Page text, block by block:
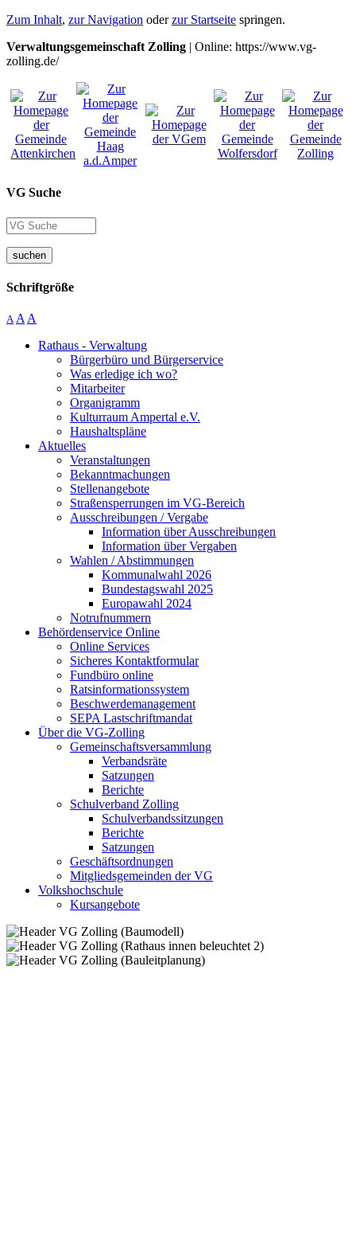
Zum Inhalt, zur Navigation oderzur Startseite springen.
Verwaltungsgemeinschaft Zolling | Online: https://www.vg-
zolling.de/
VG Suche
suchen
Schriftgröße
A A A
Rathaus - Verwaltung
Bürgerbüro und Bürgerservice
Was erledige ich wo?
Mitarbeiter
Organigramm
Kulturraum Ampertal e.V.
Haushaltspläne
Aktuelles
Veranstaltungen
Bekanntmachungen
Stellenangebote
Straßensperrungen im VG-Bereich
Ausschreibungen / Vergabe
Information über Ausschreibungen
Information über Vergaben
Wahlen / Abstimmungen
Kommunalwahl 2026
Bundestagswahl 2025
Europawahl 2024
Notrufnummern
Behördenservice Online
Online Services
Sicheres Kontaktformular
Fundbüro online
Ratsinformationssystem
Beschwerdemanagement
SEPA Lastschriftmandat
Über die VG-Zolling
Gemeinschaftsversammlung
Verbandsräte
Satzungen
Berichte
Schulverband Zolling
Schulverbandssitzungen
Berichte
Satzungen
Geschäftsordnungen
Mitgliedsgemeinden der VG
Volkshochschule
Kursangebote